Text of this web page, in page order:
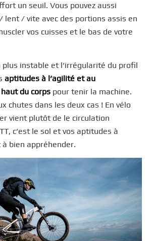
un seuil. Vous pouvez aussi
lent / vite avec des portions assis en
vos cuisses et le bas de votre
plus instable et l’irrégularité du profil
aptitudes à l’agilité et au
du corps pour tenir la machine.
chutes dans les deux cas ! En vélo
vient plutôt de le circulation
c’est le sol et vos aptitudes à
bien appréhender.